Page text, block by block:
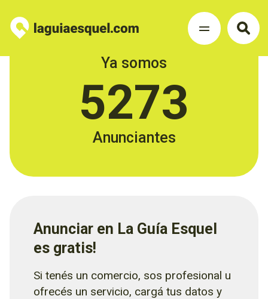
Ya somos
5273
Anunciantes
Anunciar en La Guía Esquel
es gratis!
Si tenés un comercio, sos profesional u
ofrecés un servicio, cargá tus datos y